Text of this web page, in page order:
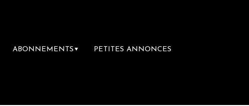
ABONNEMENTS ▼ PETITES ANNONCES